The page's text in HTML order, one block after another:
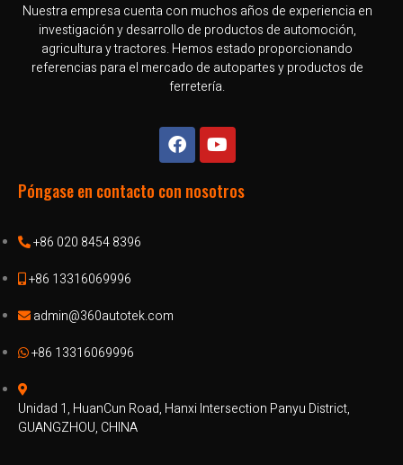
Nuestra empresa cuenta con muchos años de experiencia en
investigación y desarrollo de productos de automoción,
agricultura y tractores. Hemos estado proporcionando
referencias para el mercado de autopartes y productos de
ferretería.
Póngase en contacto con nosotros
+86 020 8454 8396
+86 13316069996
admin@360autotek.com
+86 13316069996
Unidad 1, HuanCun Road, Hanxi Intersection Panyu District,
GUANGZHOU, CHINA